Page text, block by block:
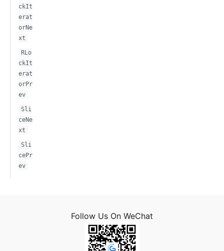
ckIt
erat
orNe
xt
RLo
ckIt
erat
orPr
ev
Sli
ceNe
xt
Sli
cePr
ev
Follow Us On WeChat